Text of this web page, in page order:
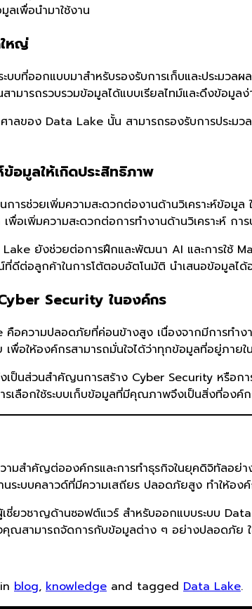
ลเพื่อนำมาใช้งาน
หญ่
บบที่ออกแบบมาสำหรับรองรับการเก็บและประมว
ามารถรวบรวมข้อมูลได้แบบเรียลไทม์และดึงข้อมูล
าลของ Data Lake นั้น สามารถรองรับการประม
ข้อมูลให้เกิดประสิทธิภาพ
การช่วยเพิ่มความสะดวกต่องานด้านวิเคราะห์ข้อ
พื่อเพิ่มความสะดวกต่อการทำงานด้านวิเคราะห์
ยังช่วยต่อการฝึกและพัฒนา AI และการใช้
ดีต่อลูกค้าในการโต้ตอบอัตโนมัติ นำเสนอข้อมูลไ
Security ในองค์กร
ความปลอดภัยที่ค่อนข้างสูง เนื่องจากมีการทำง
พื่อให้องค์กรสามารถมั่นใจได้ว่าทุกข้อมูลที่อยู่ภายใ
ป็นส่วนสำคัญนการสร้าง Cyber Security หรือกา
รเลือกใช้ระบบเก็บข้อมูลที่มีคุณภาพจึงเป็นสิ่งที่องค์
ามสำคัญต่อองค์กรและการทำธุรกิจในยุคดิจิทัลอย่
ระบบคลาวด์ที่มีความเสถียร ปลอดภัยสูง ทำให้อ
เชี่ยวชาญด้านซอฟต์แวร์ สำหรับออกแบบระบบ
คุณสามารถจัดการกับข้อมูลต่าง ๆ อย่างปลอดภัย
blog, knowledge and tagged Data Lake.